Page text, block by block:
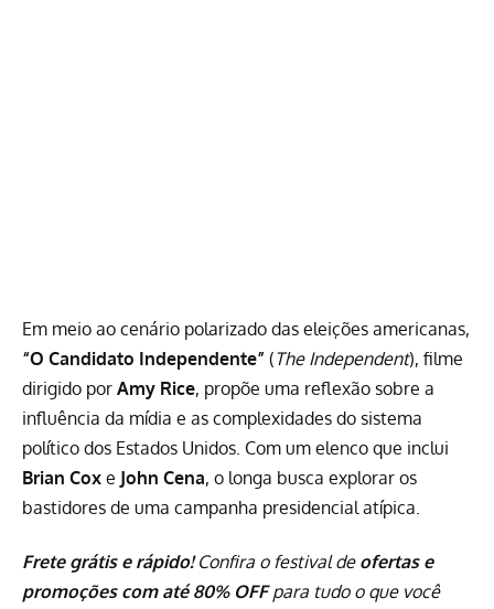
Em meio ao cenário polarizado das eleições americanas,
“O Candidato Independente” (The Independent), filme
dirigido por Amy Rice, propõe uma reflexão sobre a
influência da mídia e as complexidades do sistema
político dos Estados Unidos. Com um elenco que inclui
Brian Cox e John Cena, o longa busca explorar os
bastidores de uma campanha presidencial atípica.
Frete grátis e rápido!Confira o festival de ofertas e
promoções com até 80% OFFpara tudo o que você